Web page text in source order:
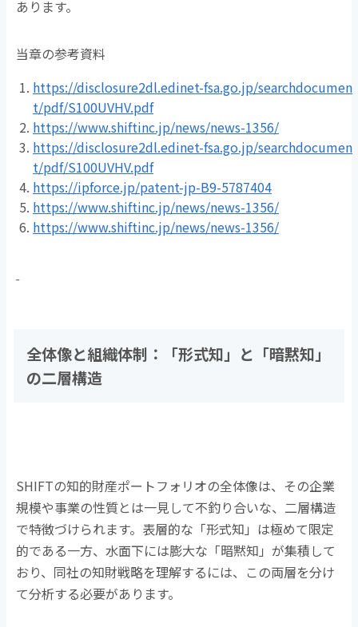
あります。
当章の参考資料
https://disclosure2dl.edinet-fsa.go.jp/searchdocumen
t/pdf/S100UVHV.pdf
https://www.shiftinc.jp/news/news-1356/
https://disclosure2dl.edinet-fsa.go.jp/searchdocumen
t/pdf/S100UVHV.pdf
https://ipforce.jp/patent-jp-B9-5787404
https://www.shiftinc.jp/news/news-1356/
https://www.shiftinc.jp/news/news-1356/
全体像と組織体制：「形式知」と「暗黙知」
の二層構造
SHIFTの知的財産ポートフォリオの全体像は、その企業
規模や事業の性質とは一見して不釣り合いな、二層構造
で特徴づけられます。表層的な「形式知」は極めて限定
的である一方、水面下には膨大な「暗黙知」が集積して
おり、同社の知財戦略を理解するには、この両層を分け
て分析する必要があります。